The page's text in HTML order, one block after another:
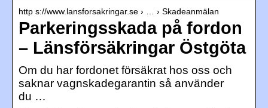
http s://www.lansforsakringar.se › … › Skadeanmälan
Parkeringsskada på fordon
– Länsförsäkringar Östgöta
Om du har fordonet försäkrat hos oss och
saknar vagnskadegarantin så använder
du …